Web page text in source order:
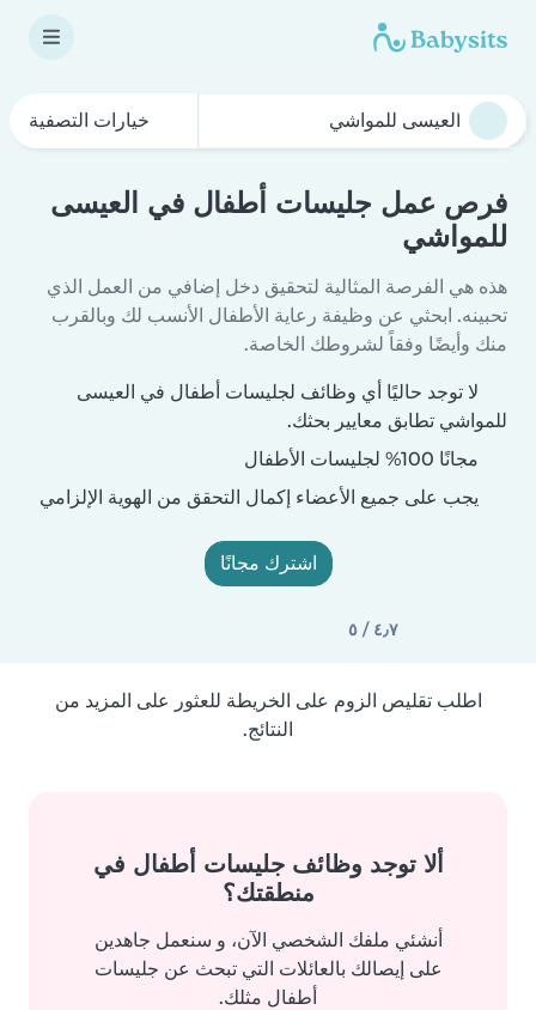
خيارات التصفية
فرص عمل جليسات أطفال في العيسى
للمواشي
هذه هي الفرصة المثالية لتحقيق دخل إضافي من العمل الذي
تحبينه. ابحثي عن وظيفة رعاية الأطفال الأنسب لك وبالقرب
منك وأيضًا وفقاً لشروطك الخاصة.
لا توجد حاليًا أي وظائف لجليسات أطفال في العيسى
للمواشي تطابق معايير بحثك.
مجانًا 100% لجليسات الأطفال
يجب على جميع الأعضاء إكمال التحقق من الهوية الإلزامي
اشترك مجانًا
٤٫٧ / ٥
اطلب تقليص الزوم على الخريطة للعثور على المزيد من
النتائج.
ألا توجد وظائف جليسات أطفال في
منطقتك؟
أنشئي ملفك الشخصي الآن، و سنعمل جاهدين
على إيصالك بالعائلات التي تبحث عن جليسات
أطفال مثلك.